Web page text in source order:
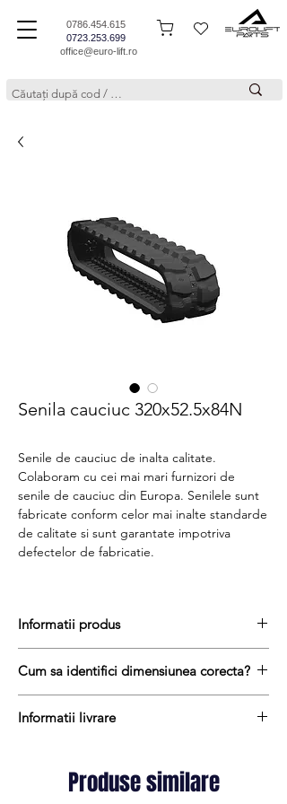
0786.454.615
0723.253.699
office@euro-lift.ro
Senila cauciuc 320x52.5x84N
Senile de cauciuc de inalta calitate.
Colaboram cu cei mai mari furnizori de
senile de cauciuc din Europa. Senilele sunt
fabricate conform celor mai inalte standarde
de calitate si sunt garantate impotriva
defectelor de fabricatie.
Informatii produs
un amestec de cauciuc natural si cauciuc
sintetic cu adaos de substante chimice anti-
abrazive pentru a reduce rata de uzura prin
In interiorul sinelor de cauciuc gasim un
miez format din cabluri de otel de
Cum sa identifici dimensiunea corecta?
cauciuc, urmati acesti trei pasi simpli:
masurati distanta dintre centrul dintelui
si centrul urmatorului dinte = a doua
Informatii livrare
cauciuc variaza intre 1 si 10 zile lucratoare.
Transportul este gratuit oriunde in Romania
Produse similare